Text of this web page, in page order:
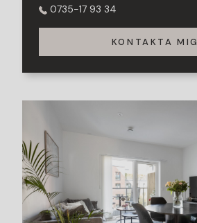
0735-17 93 34
KONTAKTA MIG